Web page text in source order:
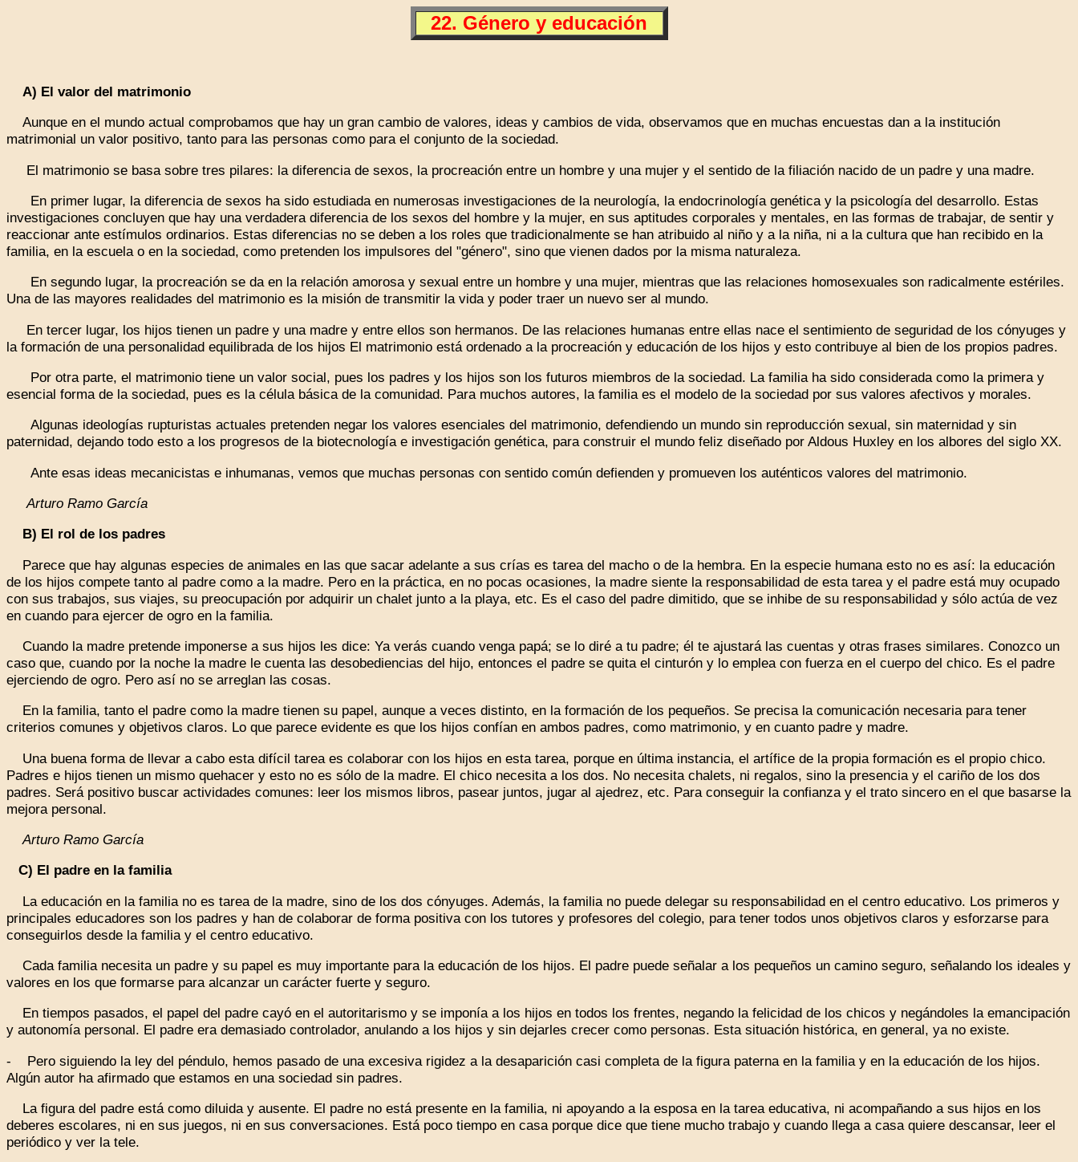
22. Género y educación
A) El valor del matrimonio
Aunque en el mundo actual comprobamos que hay un gran cambio de valores, ideas y cambios de vida, observamos que en muchas encuestas dan a la institución
matrimonial un valor positivo, tanto para las personas como para el conjunto de la sociedad.
El matrimonio se basa sobre tres pilares: la diferencia de sexos, la procreación entre un hombre y una mujer y el sentido de la filiación nacido de un padre y una madre.
En primer lugar, la diferencia de sexos ha sido estudiada en numerosas investigaciones de la neurología, la endocrinología genética y la psicología del desarrollo. Estas
investigaciones concluyen que hay una verdadera diferencia de los sexos del hombre y la mujer, en sus aptitudes corporales y mentales, en las formas de trabajar, de sentir y
reaccionar ante estímulos ordinarios. Estas diferencias no se deben a los roles que tradicionalmente se han atribuido al niño y a la niña, ni a la cultura que han recibido en la
familia, en la escuela o en la sociedad, como pretenden los impulsores del "género", sino que vienen dados por la misma naturaleza.
En segundo lugar, la procreación se da en la relación amorosa y sexual entre un hombre y una mujer, mientras que las relaciones homosexuales son radicalmente estériles.
Una de las mayores realidades del matrimonio es la misión de transmitir la vida y poder traer un nuevo ser al mundo.
En tercer lugar, los hijos tienen un padre y una madre y entre ellos son hermanos. De las relaciones humanas entre ellas nace el sentimiento de seguridad de los cónyuges y
la formación de una personalidad equilibrada de los hijos El matrimonio está ordenado a la procreación y educación de los hijos y esto contribuye al bien de los propios padres.
Por otra parte, el matrimonio tiene un valor social, pues los padres y los hijos son los futuros miembros de la sociedad. La familia ha sido considerada como la primera y
esencial forma de la sociedad, pues es la célula básica de la comunidad. Para muchos autores, la familia es el modelo de la sociedad por sus valores afectivos y morales.
Algunas ideologías rupturistas actuales pretenden negar los valores esenciales del matrimonio, defendiendo un mundo sin reproducción sexual, sin maternidad y sin
paternidad, dejando todo esto a los progresos de la biotecnología e investigación genética, para construir el mundo feliz diseñado por Aldous Huxley en los albores del siglo XX.
Ante esas ideas mecanicistas e inhumanas, vemos que muchas personas con sentido común defienden y promueven los auténticos valores del matrimonio.
Arturo Ramo García
B) El rol de los padres
Parece que hay algunas especies de animales en las que sacar adelante a sus crías es tarea del macho o de la hembra. En la especie humana esto no es así: la educación
de los hijos compete tanto al padre como a la madre. Pero en la práctica, en no pocas ocasiones, la madre siente la responsabilidad de esta tarea y el padre está muy ocupado
con sus trabajos, sus viajes, su preocupación por adquirir un chalet junto a la playa, etc. Es el caso del padre dimitido, que se inhibe de su responsabilidad y sólo actúa de vez
en cuando para ejercer de ogro en la familia.
Cuando la madre pretende imponerse a sus hijos les dice: Ya verás cuando venga papá; se lo diré a tu padre; él te ajustará las cuentas y otras frases similares. Conozco un
caso que, cuando por la noche la madre le cuenta las desobediencias del hijo, entonces el padre se quita el cinturón y lo emplea con fuerza en el cuerpo del chico. Es el padre
ejerciendo de ogro. Pero así no se arreglan las cosas.
En la familia, tanto el padre como la madre tienen su papel, aunque a veces distinto, en la formación de los pequeños. Se precisa la comunicación necesaria para tener
criterios comunes y objetivos claros. Lo que parece evidente es que los hijos confían en ambos padres, como matrimonio, y en cuanto padre y madre.
Una buena forma de llevar a cabo esta difícil tarea es colaborar con los hijos en esta tarea, porque en última instancia, el artífice de la propia formación es el propio chico.
Padres e hijos tienen un mismo quehacer y esto no es sólo de la madre. El chico necesita a los dos. No necesita chalets, ni regalos, sino la presencia y el cariño de los dos
padres. Será positivo buscar actividades comunes: leer los mismos libros, pasear juntos, jugar al ajedrez, etc. Para conseguir la confianza y el trato sincero en el que basarse la
mejora personal.
Arturo Ramo García
C) El padre en la familia
La educación en la familia no es tarea de la madre, sino de los dos cónyuges. Además, la familia no puede delegar su responsabilidad en el centro educativo. Los primeros y
principales educadores son los padres y han de colaborar de forma positiva con los tutores y profesores del colegio, para tener todos unos objetivos claros y esforzarse para
conseguirlos desde la familia y el centro educativo.
Cada familia necesita un padre y su papel es muy importante para la educación de los hijos. El padre puede señalar a los pequeños un camino seguro, señalando los ideales y
valores en los que formarse para alcanzar un carácter fuerte y seguro.
En tiempos pasados, el papel del padre cayó en el autoritarismo y se imponía a los hijos en todos los frentes, negando la felicidad de los chicos y negándoles la emancipación
y autonomía personal. El padre era demasiado controlador, anulando a los hijos y sin dejarles crecer como personas. Esta situación histórica, en general, ya no existe.
- Pero siguiendo la ley del péndulo, hemos pasado de una excesiva rigidez a la desaparición casi completa de la figura paterna en la familia y en la educación de los hijos.
Algún autor ha afirmado que estamos en una sociedad sin padres.
La figura del padre está como diluida y ausente. El padre no está presente en la familia, ni apoyando a la esposa en la tarea educativa, ni acompañando a sus hijos en los
deberes escolares, ni en sus juegos, ni en sus conversaciones. Está poco tiempo en casa porque dice que tiene mucho trabajo y cuando llega a casa quiere descansar, leer el
periódico y ver la tele.